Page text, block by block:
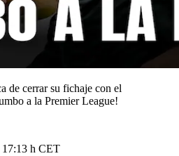
de cerrar su fichaje con el
a la Premier League!
17:13 h CET